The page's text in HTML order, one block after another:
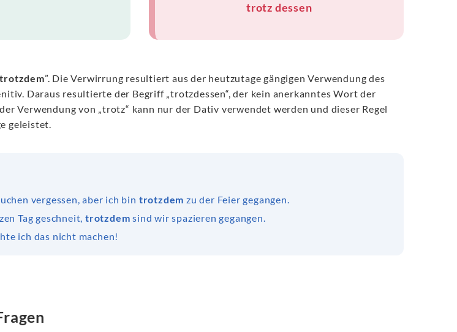
trotz dessen
trotzdem”. Die Verwirrung resultiert aus der heutzutage gängigen Verwendung des
Daraus resultierte der Begriff „trotzdessen“, der kein anerkanntes Wort der
Verwendung von „trotz“ kann nur der Dativ verwendet werden und dieser Regel
geleistet.
vergessen, aber ich bin trotzdem zu der Feier gegangen.
Tag geschneit, trotzdem sind wir spazieren gegangen.
ich das nicht machen!